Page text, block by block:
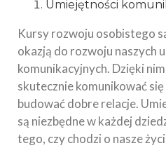
Umiejętności
Kursy rozwoju osobistego
okazją do rozwoju naszych
komunikacyjnych. Dzięki
skutecznie komunikować
budować dobre relacje.
są niezbędne w każdej
tego, czy chodzi o nasze